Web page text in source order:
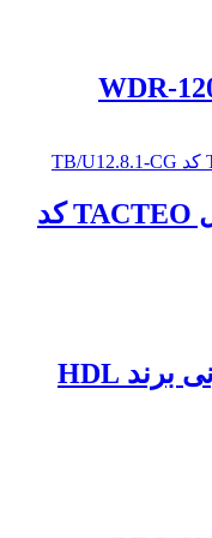
کلید لمسی ۱۲ پل ABB مدل TACTEO کد